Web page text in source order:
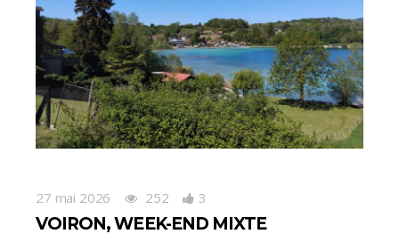
27 mai 2026 252 3
VOIRON, WEEK-END MIXTE